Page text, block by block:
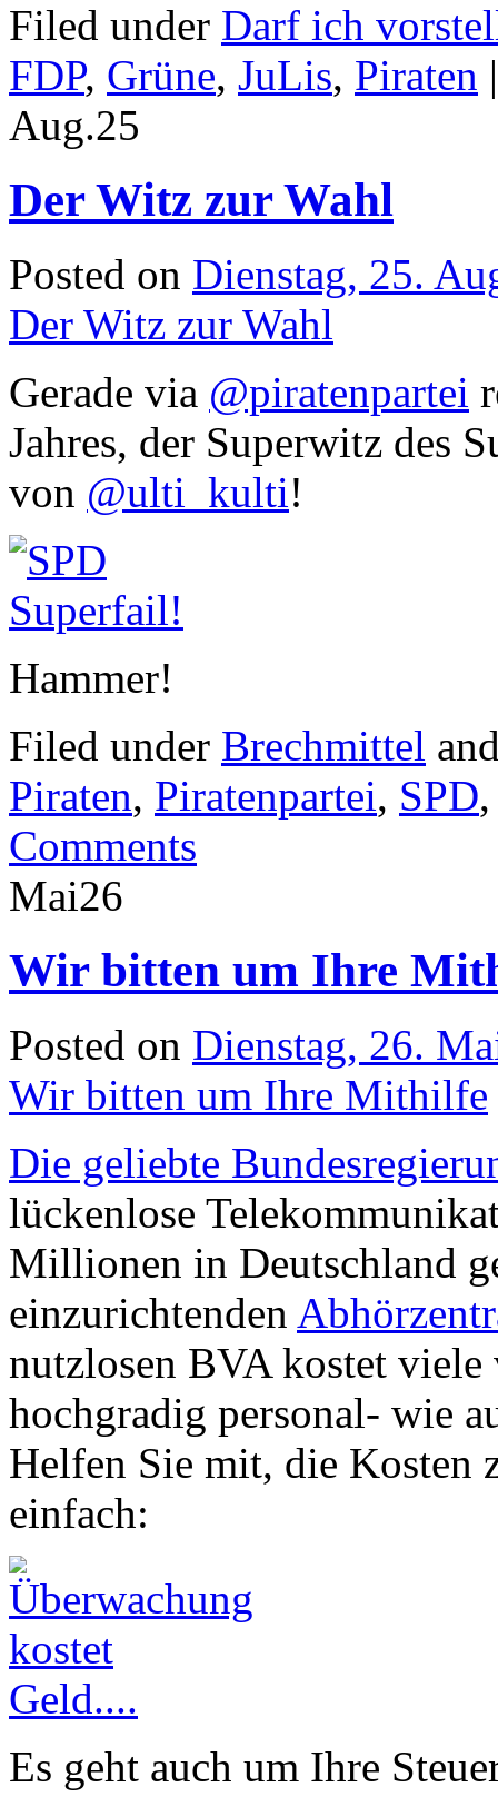
Filed under Darf ich
FDP, Grüne, JuLis, Piraten |
Aug.25
Der Witz zur Wahl
Posted on Dienstag, 25.
Der Witz zur Wahl
Gerade via @piratenpartei
Jahres, der Superwitz des
von @ulti_kulti!
Hammer!
Filed under Brechmittel
Piraten, Piratenpartei, SPD
Comments
Mai26
Wir bitten um Ihre
Posted on Dienstag, 26.
Wir bitten um Ihre Mithilfe
Die geliebte
lückenlose
Millionen in Deutschland
einzurichtenden
nutzlosen BVA kostet viele
hochgradig personal- wie
Helfen Sie mit, die Kosten
einfach:
Es geht auch um Ihre